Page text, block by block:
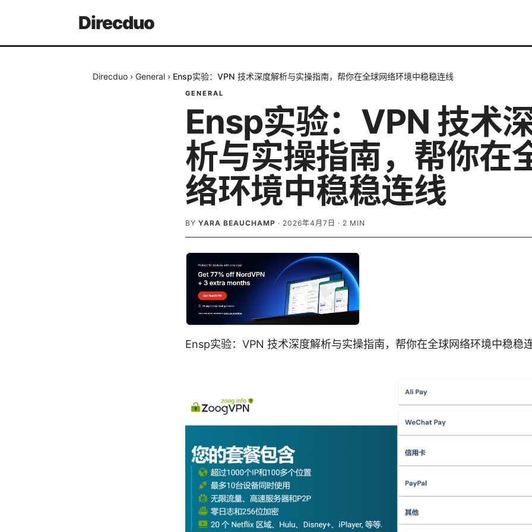
Direcduo
Direcduo › General › Ensp实验：VPN 技术深度解析与实操指南，帮你在全球网络环境中稳稳连线
GENERAL
Ensp实验：VPN 技术
析与实操指南，帮你在
络环境中稳稳连线
BY YARA BEAUCHAMP · 2026年4月7日 · 2 MIN
Ensp实验：VPN 技术深度解析与实操指南，帮你在全球网络环境中稳稳